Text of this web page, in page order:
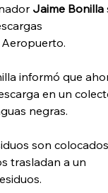
Jaime Bonilla
informó que
en un
negras.
son colocados
trasladan a un